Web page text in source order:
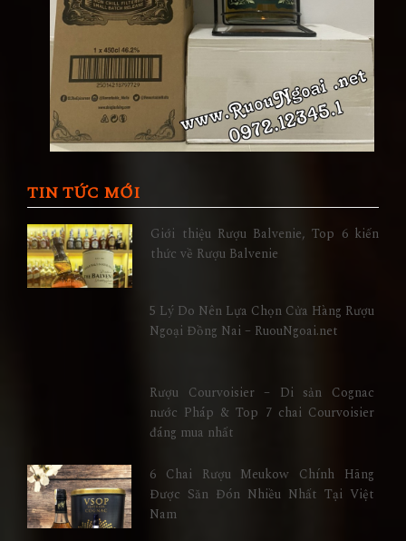
TIN TỨC MỚI
Giới thiệu Rượu Balvenie, Top 6 kiến
thức về Rượu Balvenie
5 Lý Do Nên Lựa Chọn Cửa Hàng Rượu
Ngoại Đồng Nai – RuouNgoai.net
Rượu Courvoisier – Di sản Cognac
nước Pháp & Top 7 chai Courvoisier
đáng mua nhất
6 Chai Rượu Meukow Chính Hãng
Được Săn Đón Nhiều Nhất Tại Việt
Nam